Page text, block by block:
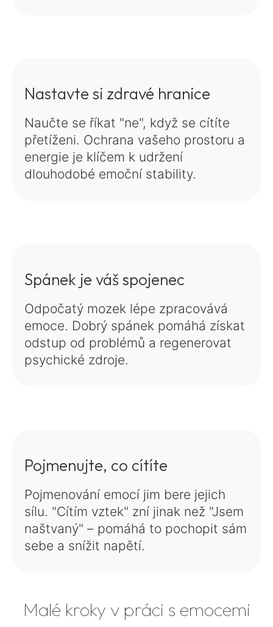
Nastavte si zdravé hranice
Naučte se říkat "ne", když se cítíte
přetíženi. Ochrana vašeho prostoru a
energie je klíčem k udržení
dlouhodobé emoční stability.
Spánek je váš spojenec
Odpočatý mozek lépe zpracovává
emoce. Dobrý spánek pomáhá získat
odstup od problémů a regenerovat
psychické zdroje.
Pojmenujte, co cítíte
Pojmenování emocí jim bere jejich
sílu. "Cítím vztek" zní jinak než "Jsem
naštvaný" – pomáhá to pochopit sám
sebe a snížit napětí.
Malé kroky v práci s emocemi